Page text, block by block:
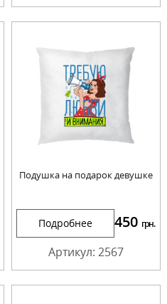
Подушка на подарок девушке
Подробнее 450 грн.
Артикул: 2567